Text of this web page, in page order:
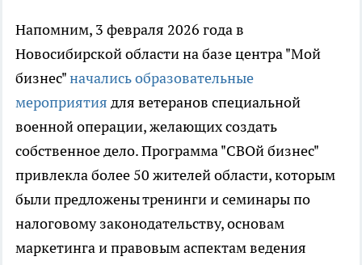
Напомним, 3 февраля 2026 года в
Новосибирской области на базе центра "Мой
бизнес"начались образовательные
мероприятия для ветеранов специальной
военной операции, желающих создать
собственное дело. Программа "СВОй бизнес"
привлекла более 50 жителей области, которым
были предложены тренинги и семинары по
налоговому законодательству, основам
маркетинга и правовым аспектам ведения